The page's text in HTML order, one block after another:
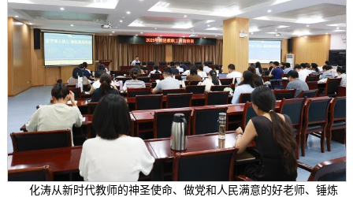
化涛从新时代教师的神圣使命、做党和人民满意的好老师、锤炼